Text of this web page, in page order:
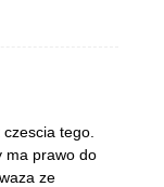
tego.
ma prawo do
ze